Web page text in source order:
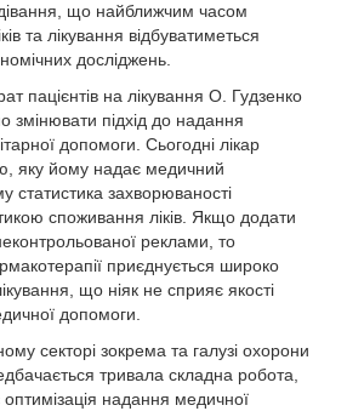
що найближчим часом
та лікування відбуватиметься
досліджень.
пацієнтів на лікування О. Гудзенко
змінювати підхід до надання
допомоги. Сьогодні лікар
яку йому надає медичний
статистика захворюваності
споживання ліків. Якщо додати
реклами, то
приєднується широко
що ніяк не сприяє якості
допомоги.
секторі зокрема та галузі охорони
тривала складна робота,
надання медичної